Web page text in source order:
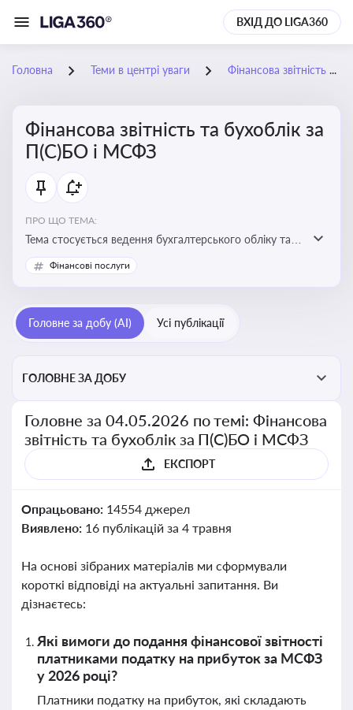
ВХІД ДО LIGA360
Головна Теми в центрі уваги Фінансова звітність та бухоблік за П(С)БО і МСФЗ
Фінансова звітність та бухоблік за
П(С)БО і МСФЗ
ПРО ЩО ТЕМА:
Тема стосується ведення бухгалтерського обліку та
складання фінансової звітності відповідно до
національних і міжнародних стандартів
Фінансові послуги
Головне за добу (AI) Усі публікації
ГОЛОВНЕ ЗА ДОБУ
Головне за 04.05.2026 по темі: Фінансова
звітність та бухоблік за П(С)БО і МСФЗ
ЕКСПОРТ
Опрацьовано: 14554 джерел
Виявлено: 16 публікацій за 4 травня
На основі зібраних матеріалів ми сформували
короткі відповіді на актуальні запитання. Ви
дізнаєтесь:
Які вимоги до подання фінансової звітності
платниками податку на прибуток за МСФЗ
у 2026 році?
Платники податку на прибуток, які складають